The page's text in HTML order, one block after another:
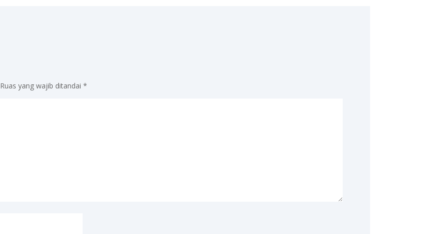
Ruas yang wajib ditandai*